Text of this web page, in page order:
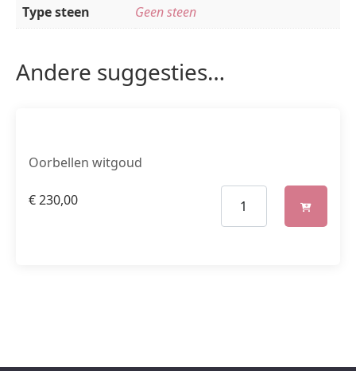
Type steen
Geen steen
Andere suggesties…
Oorbellen witgoud
€230,00